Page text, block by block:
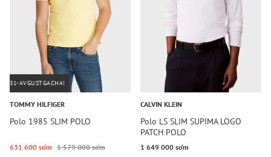
31-AVGUSTGACHA!
TOMMY HILFIGER
Polo 1985 SLIM POLO
631 600 so‘m 1 579 000 so‘m
CALVIN KLEIN
Polo LS SLIM SUPIMA LOGO
PATCH POLO
1 649 000 so‘m